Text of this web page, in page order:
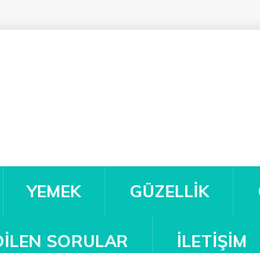
YEMEK GÜZELLIK
SORULAR İLETIŞIM